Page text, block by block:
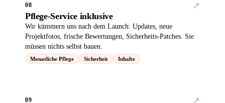
08
↗︎
Pflege-Service inklusive
Wir kümmern uns nach dem Launch: Updates, neue
Projektfotos, frische Bewertungen, Sicherheits-Patches. Sie
müssen nichts selbst bauen.
Monatliche Pflege Sicherheit Inhalte
09
↗︎